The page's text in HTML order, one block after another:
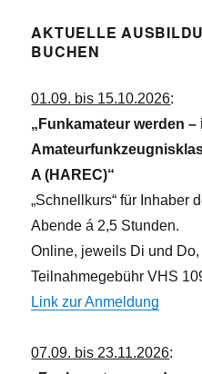
AKTUELLE
BUCHEN
01.09. bis 15.10.2026:
„Funkamateur werden
A (HAREC)“
„Schnellkurs“ für Inhaber
Abende á 2,5 Stunden.
Online, jeweils Di und Do,
Teilnahmegebühr VHS
Link zur Anmeldung
07.09. bis 23.11.2026: